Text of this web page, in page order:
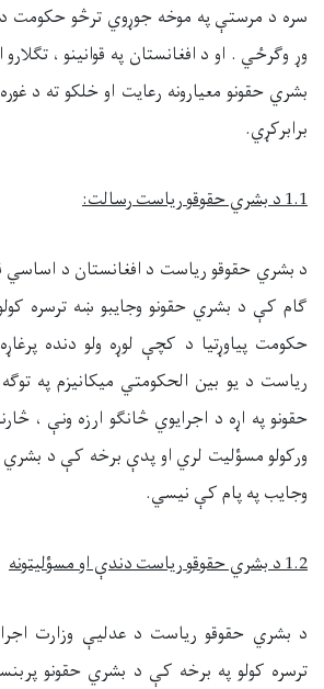
سره د مرستې په موخه جوړوي ترڅو حکومت د
وړ وګرځي . او د افغانستان په قوانينو ، تګلارو
بشري حقونو معيارونه رعايت او خلکو ته د
برابرکړي.
1.1د بشري حقوقوریاسترسالت:
د بشري حقوقو ریاست د افغانستان د اساسي
ګام کې د بشري حقونو وجايبو ښه ترسره
حکومت پياوړتيا د کچې لوړه ولو دنده
ریاست د يو بين الحکومتي ميکانيزم په
حقونو په اړه د اجرايوي څانګو ارزه ونې ،
ورکولو مسؤليت لري او پدې برخه کې د بشري
وجايب په پام کې نيسي.
1.2د بشري حقوقوریاستدندې او مسؤليتونه
د بشري حقوقو ریاست د عدليې وزارت
ترسره کولو په برخه کې د بشري حقونو